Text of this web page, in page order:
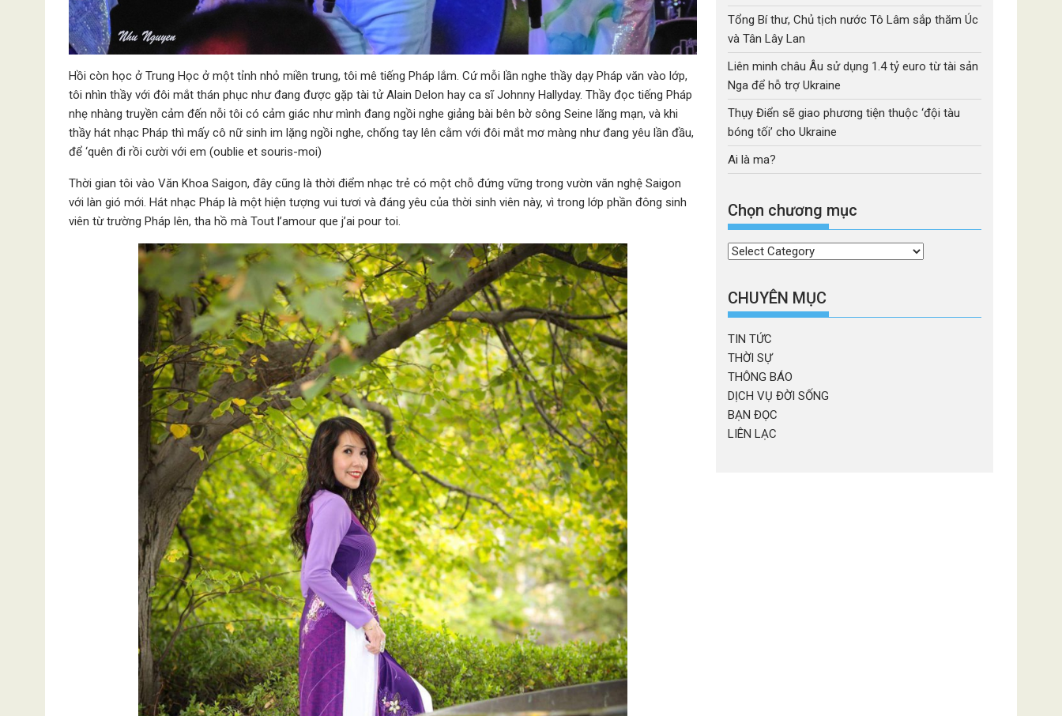
Hồi còn học ở Trung Học ở một tỉnh nhỏ miền trung, tôi mê tiếng Pháp lắm. Cứ mỗi lần nghe thầy dạy Pháp văn vào lớp,
tôi nhìn thầy với đôi mắt thán phục như đang được gặp tài tử Alain Delon hay ca sĩ Johnny Hallyday. Thầy đọc tiếng Pháp
nhẹ nhàng truyền cảm đến nỗi tôi có cảm giác như mình đang ngồi nghe giảng bài bên bờ sông Seine lãng mạn, và khi
thầy hát nhạc Pháp thì mấy cô nữ sinh im lặng ngồi nghe, chống tay lên cằm với đôi mắt mơ màng như đang yêu lần đầu,
để ‘quên đi rồi cười với em (oublie et souris-moi)
Thời gian tôi vào Văn Khoa Saigon, đây cũng là thời điểm nhạc trẻ có một chỗ đứng vững trong vườn văn nghệ Saigon
với làn gió mới. Hát nhạc Pháp là một hiện tượng vui tươi và đáng yêu của thời sinh viên này, vì trong lớp phần đông sinh
viên từ trường Pháp lên, tha hồ mà Tout l’amour que j’ai pour toi.
Tổng Bí thư, Chủ tịch nước Tô Lâm sắp thăm Úc
và Tân Lây Lan
Liên minh châu Âu sử dụng 1.4 tỷ euro từ tài sản
Nga để hỗ trợ Ukraine
Thụy Điển sẽ giao phương tiện thuộc ‘đội tàu
bóng tối’ cho Ukraine
Ai là ma?
Chọn chương mục
Chọn
mục
CHUYÊN MỤC
TIN TỨC
THỜI SỰ
THÔNG BÁO
DỊCH VỤ ĐỜI SỐNG
BẠN ĐỌC
LIÊN LẠC